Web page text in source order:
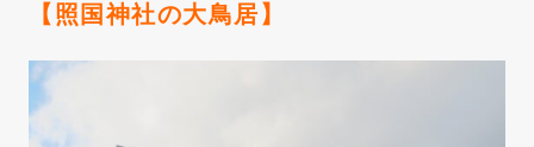
【照国神社の大鳥居】